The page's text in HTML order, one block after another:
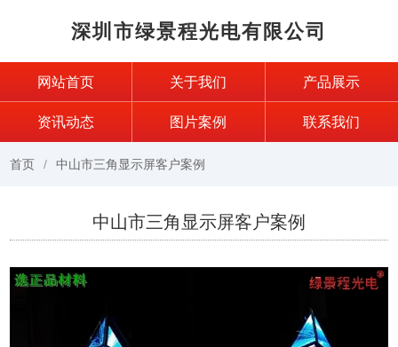
深圳市绿景程光电有限公司
网站首页 关于我们 产品展示
资讯动态 图片案例 联系我们
首页 中山市三角显示屏客户案例
中山市三角显示屏客户案例